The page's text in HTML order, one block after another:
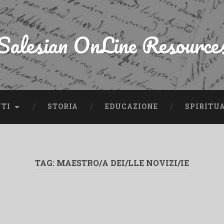
OnLine
STORIA EDUCAZIONE
TAG: MAESTRO/A DEI/LLE NOVIZI/IE